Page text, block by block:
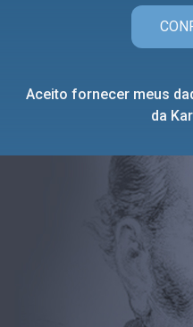
Aceito fornecer meus
da